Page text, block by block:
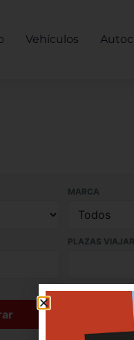
Vehículos
MARCA
PLAZAS VIAJAR